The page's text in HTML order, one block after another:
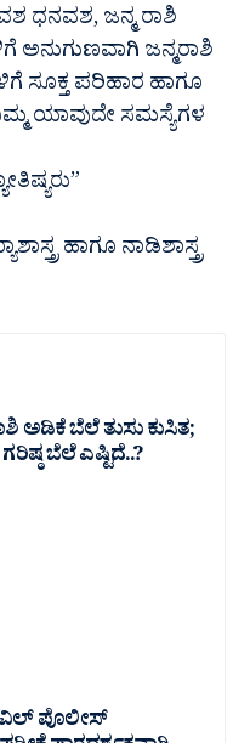
ಧನವಶ, ಜನ್ಮ ರಾಶಿ
ಅನುಗುಣವಾಗಿ ಜನ್ಮರಾಶಿ
ಸೂಕ್ತ ಪರಿಹಾರ ಹಾಗೂ
ಯಾವುದೇ ಸಮಸ್ಯೆಗಳ
ಹಾಗೂ ನಾಡಿಶಾಸ್ತ್ರ
ಅಡಿಕೆ ಬೆಲೆ ತುಸು‌ ಕುಸಿತ;
ಬೆಲೆ ಎಷ್ಟಿದೆ..?
ಪೊಲೀಸ್